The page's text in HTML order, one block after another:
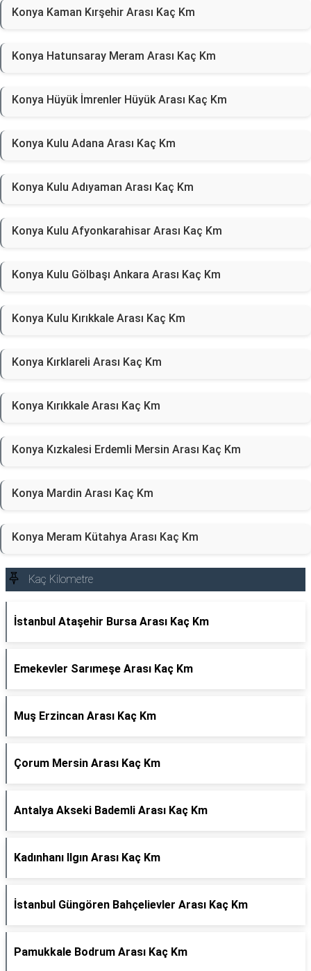
Konya Kaman Kırşehir Arası Kaç Km
Konya Hatunsaray Meram Arası Kaç Km
Konya Hüyük İmrenler Hüyük Arası Kaç Km
Konya Kulu Adana Arası Kaç Km
Konya Kulu Adıyaman Arası Kaç Km
Konya Kulu Afyonkarahisar Arası Kaç Km
Konya Kulu Gölbaşı Ankara Arası Kaç Km
Konya Kulu Kırıkkale Arası Kaç Km
Konya Kırklareli Arası Kaç Km
Konya Kırıkkale Arası Kaç Km
Konya Kızkalesi Erdemli Mersin Arası Kaç Km
Konya Mardin Arası Kaç Km
Konya Meram Kütahya Arası Kaç Km
Kaç Kilometre
İstanbul Ataşehir Bursa Arası Kaç Km
Emekevler Sarımeşe Arası Kaç Km
Muş Erzincan Arası Kaç Km
Çorum Mersin Arası Kaç Km
Antalya Akseki Bademli Arası Kaç Km
Kadınhanı Ilgın Arası Kaç Km
İstanbul Güngören Bahçelievler Arası Kaç Km
Pamukkale Bodrum Arası Kaç Km